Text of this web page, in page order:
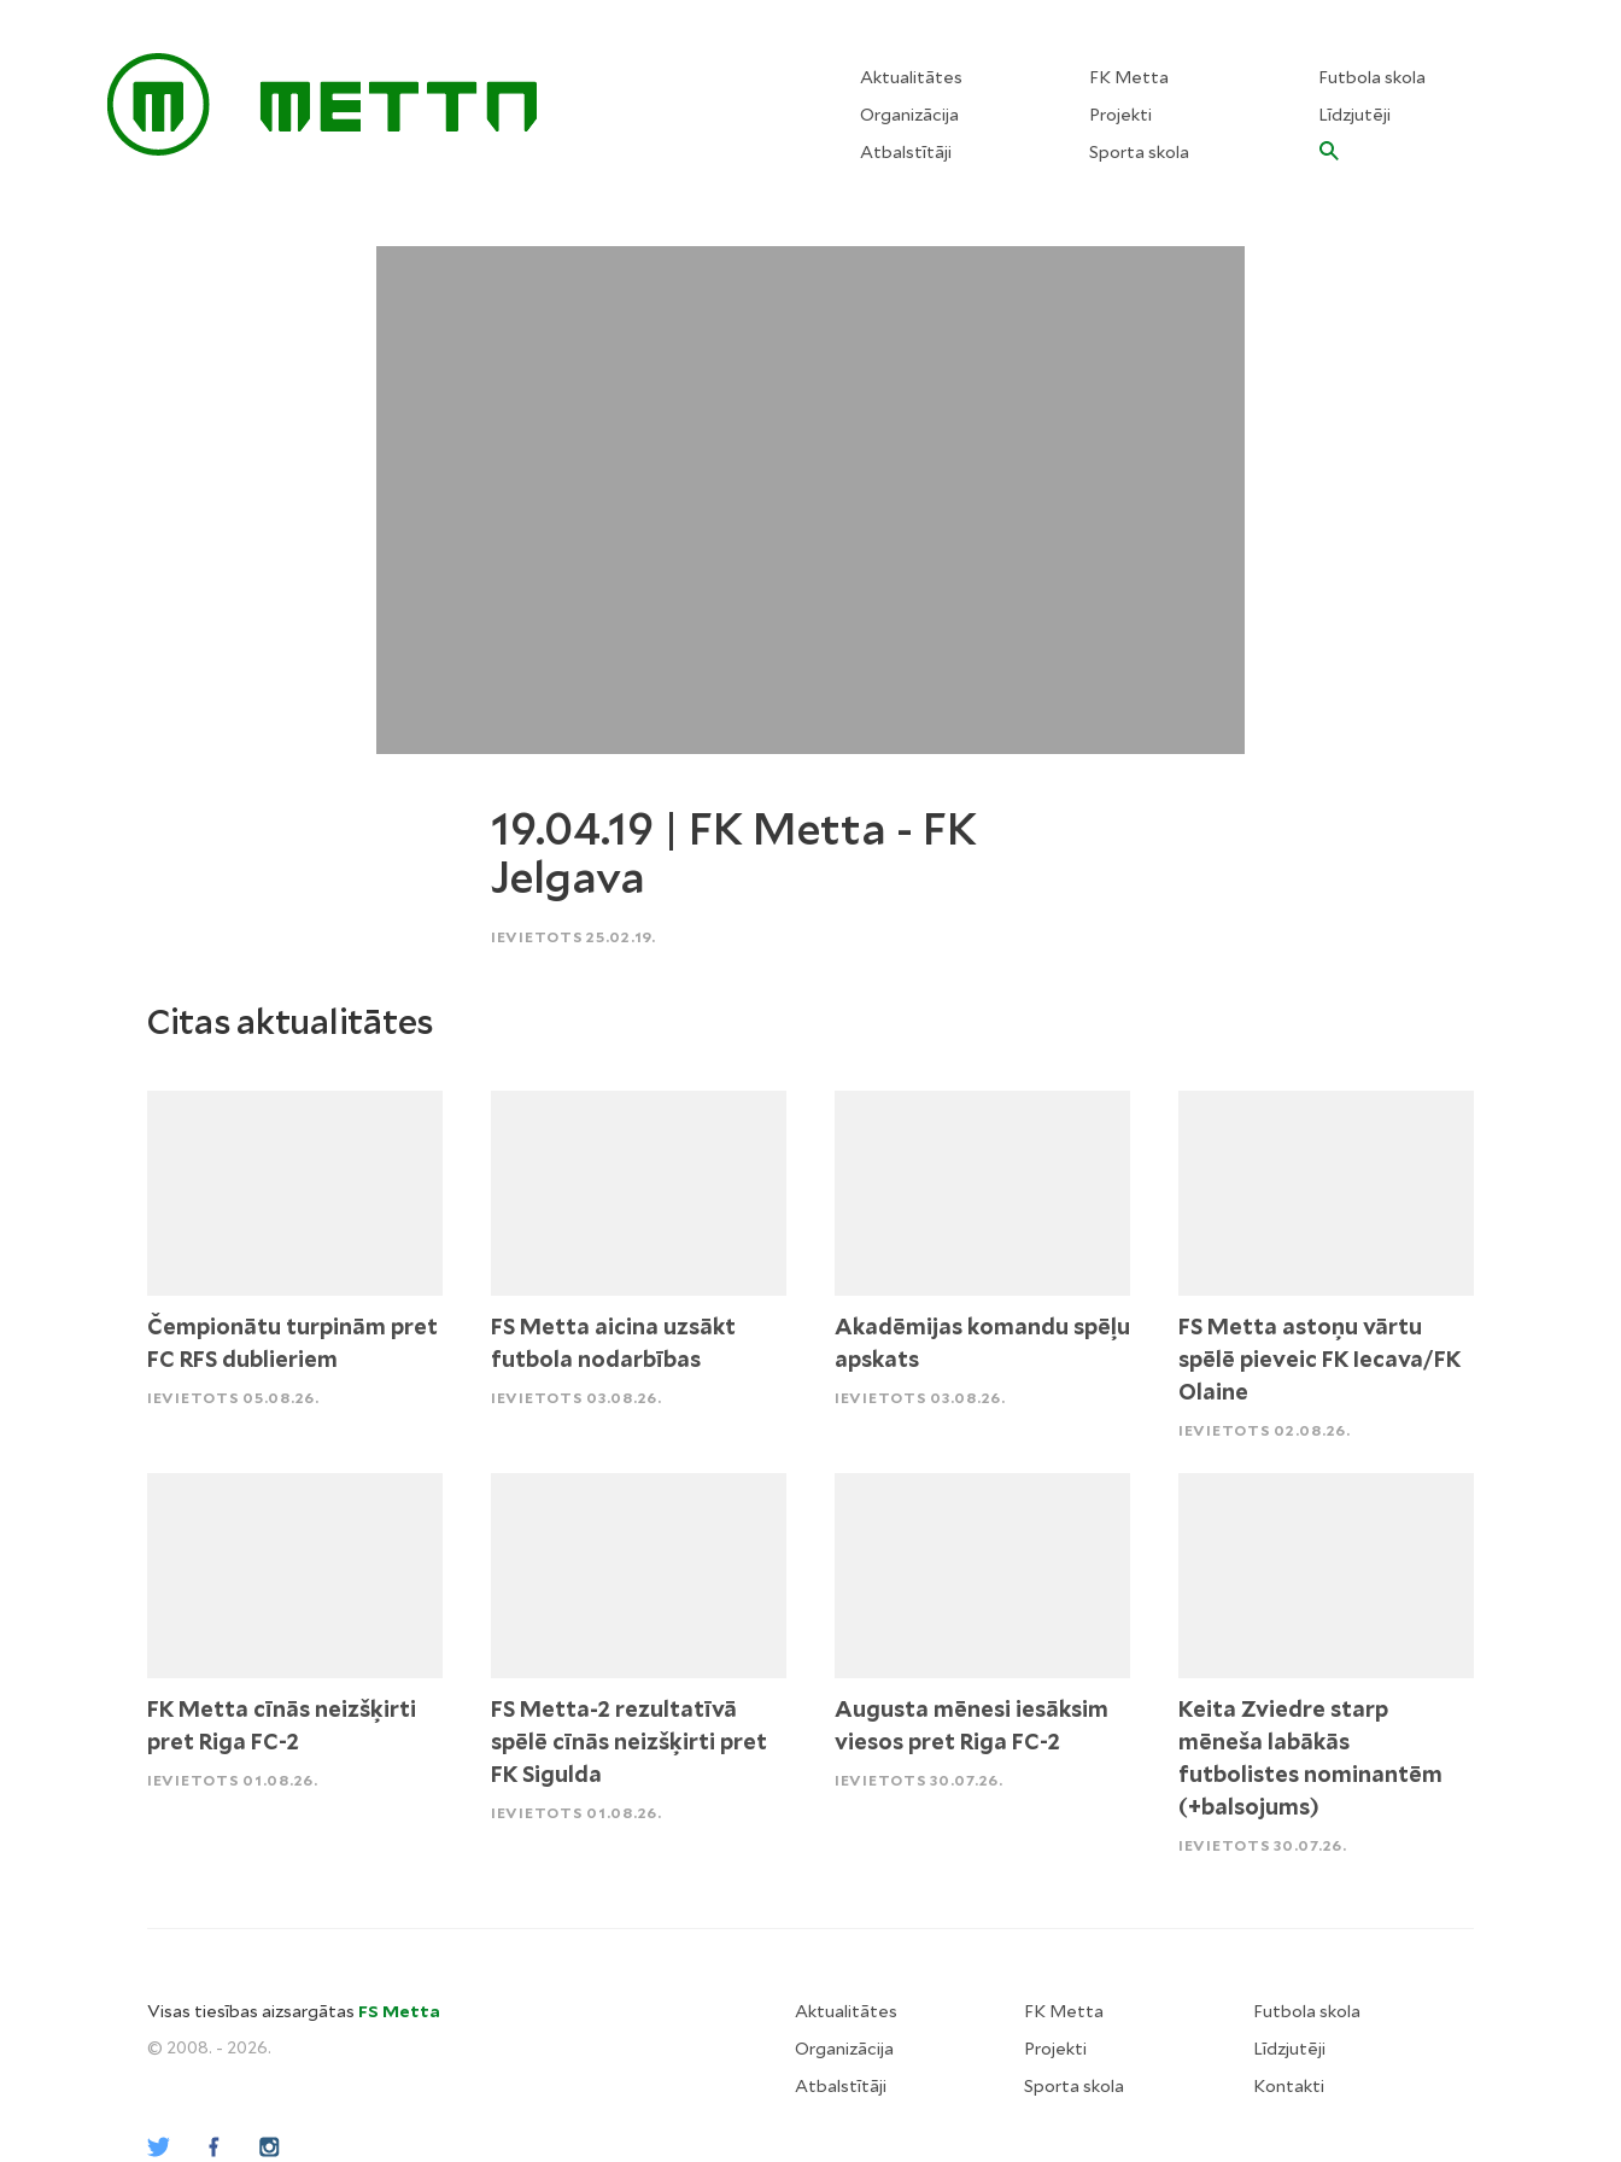
Aktualitātes
Organizācija
Atbalstītāji
FK Metta
Projekti
Sporta skola
Futbola skola
Līdzjutēji
19.04.19 | FK Metta - FK
Jelgava
IEVIETOTS 25.02.19.
Citas aktualitātes
Čempionātu turpinām pret
FC RFS dublieriem
IEVIETOTS 05.08.26.
FS Metta aicina uzsākt
futbola nodarbības
IEVIETOTS 03.08.26.
Akadēmijas komandu spēļu
apskats
IEVIETOTS 03.08.26.
FS Metta astoņu vārtu
spēlē pieveic FK Iecava/FK
Olaine
IEVIETOTS 02.08.26.
FK Metta cīnās neizšķirti
pret Riga FC-2
IEVIETOTS 01.08.26.
FS Metta-2 rezultatīvā
spēlē cīnās neizšķirti pret
FK Sigulda
IEVIETOTS 01.08.26.
Augusta mēnesi iesāksim
viesos pret Riga FC-2
IEVIETOTS 30.07.26.
Keita Zviedre starp
mēneša labākās
futbolistes nominantēm
(+balsojums)
IEVIETOTS 30.07.26.
Visas tiesības aizsargātas FS Metta
© 2008. - 2026.
Aktualitātes
Organizācija
Atbalstītāji
FK Metta
Projekti
Sporta skola
Futbola skola
Līdzjutēji
Kontakti